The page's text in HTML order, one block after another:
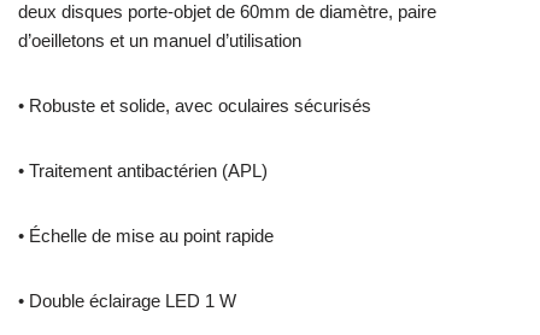
deux disques porte-objet de 60mm de diamètre, paire
d’oeilletons et un manuel d’utilisation
• Robuste et solide, avec oculaires sécurisés
• Traitement antibactérien (APL)
• Échelle de mise au point rapide
• Double éclairage LED 1 W